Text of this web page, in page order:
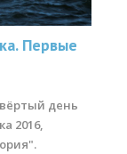
Первые
день
2016,